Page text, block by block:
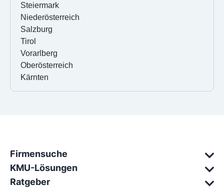
Steiermark
Niederösterreich
Salzburg
Tirol
Vorarlberg
Oberösterreich
Kärnten
Firmensuche
KMU-Lösungen
Ratgeber